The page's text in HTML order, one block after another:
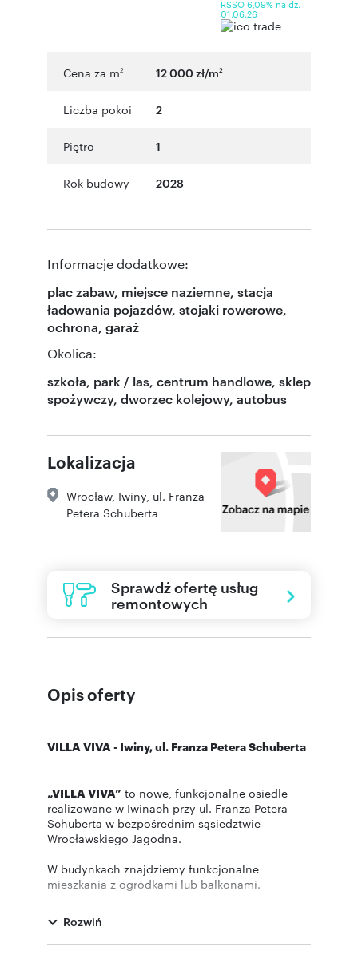
RSSO 6,09% na dz.
01.06.26
Cena za m2 12 000 zł/m2
Liczba pokoi 2
Piętro 1
Rok budowy 2028
Informacje dodatkowe:
plac zabaw, miejsce naziemne, stacja
ładowania pojazdów, stojaki rowerowe,
ochrona, garaż
Okolica:
szkoła, park / las, centrum handlowe, sklep
spożywczy, dworzec kolejowy, autobus
Lokalizacja
Wrocław, Iwiny ul. Franza
Petera Schuberta
Sprawdź ofertę usług
remontowych
Opis oferty
VILLA VIVA - Iwiny, ul. Franza Petera Schuberta
„VILLA VIVA” to nowe, funkcjonalne osiedle
realizowane w Iwinach przy ul. Franza Petera
Schuberta w bezpośrednim sąsiedztwie
Wrocławskiego Jagodna.
W budynkach znajdziemy funkcjonalne
mieszkania z ogródkami lub balkonami.
komunikację z centrum miasta którą umożliwia
linia kolejowa IWINY.
Rozwiń